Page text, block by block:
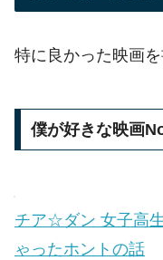
特に良かった映画を
僕が好きな映画
チア☆ダン 女子高
ゃったホントの話